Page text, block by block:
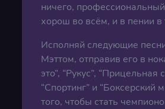
ничего,
хорош во всём, и в пении в
Исполняй следующие
Мэттом, отправив его в
это”, “Рукус”, “Прицельная
“Спортинг” и “Боксерский
того, чтобы стать